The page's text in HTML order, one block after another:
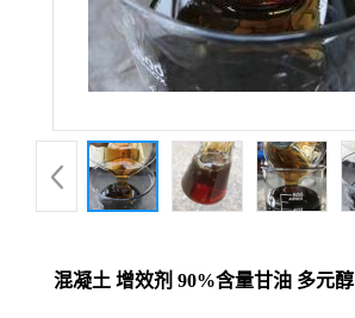
混凝土 增效剂 90%含量甘油 多元醇